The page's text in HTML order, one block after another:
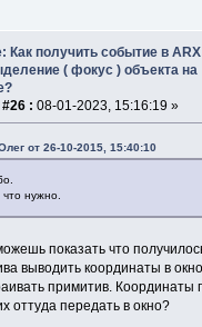
Как получить событие в ARX
( фокус ) объекта на
: 08-01-2023, 15:16:19 »
от 26-10-2015, 15:40:10
нужно.
показать что
выводить координаты в
примитив. Координаты
оттуда передать в окно?